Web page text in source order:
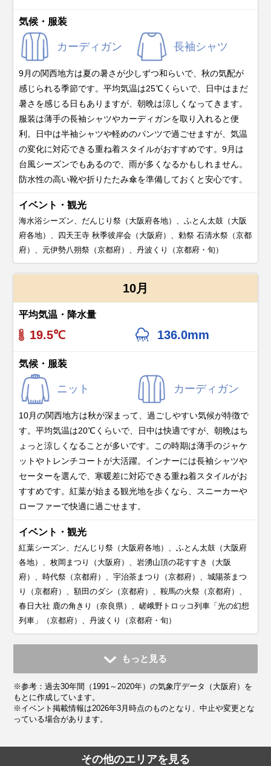
気候・服装
カーディガン 長袖シャツ
9月の関西地方は夏の暑さが少しずつ和らいで、秋の気配が
感じられる季節です。平均気温は25℃くらいで、日中はまだ
暑さを感じる日もありますが、朝晩は涼しくなってきます。
服装は薄手の長袖シャツやカーディガンを取り入れると便
利。日中は半袖シャツや軽めのパンツで過ごせますが、気温
の変化に対応できる重ね着スタイルがおすすめです。9月は
台風シーズンでもあるので、雨が多くなるかもしれません。
防水性の高い靴や折りたたみ傘を準備しておくと安心です。
イベント・観光
海水浴シーズン、だんじり祭（大阪府各地）、ふとん太鼓（大阪
府各地）、四天王寺 秋季彼岸会（大阪府）、勅祭 石清水祭（京都
府）、元伊勢八朔祭（京都府）、丹波くり（京都府・旬）
10月
平均気温・降水量
19.5℃ 136.0mm
気候・服装
ニット カーディガン
10月の関西地方は秋が深まって、過ごしやすい気候が特徴で
す。平均気温は20℃くらいで、日中は快適ですが、朝晩はち
ょっと涼しくなることが多いです。この時期は薄手のジャケ
ットやトレンチコートが大活躍。インナーには長袖シャツや
セーターを選んで、寒暖差に対応できる重ね着スタイルがお
すすめです。紅葉が始まる観光地を歩くなら、スニーカーや
ローファーで快適に過ごせます。
イベント・観光
紅葉シーズン、だんじり祭（大阪府各地）、ふとん太鼓（大阪府
各地）、枚岡まつり（大阪府）、岩湧山頂の花すすき（大阪
府）、時代祭（京都府）、宇治茶まつり（京都府）、城陽茶まつ
り（京都府）、額田のダシ（京都府）、鞍馬の火祭（京都府）、
春日大社 鹿の角きり（奈良県）、嵯峨野トロッコ列車「光の幻想
列車」（京都府）、丹波くり（京都府・旬）
11月
平均気温・降水量
13.8℃ 72.5mm
気候・服装
ニット
コート
12月
平均気温・降水量
8.7℃ 55.5mm
気候・服装
コート
ジャケット
1月
平均気温・降水量
6.2℃ 47.0mm
気候・服装
コート
ジャケット
2月
平均気温・降水量
6.6℃ 60.5mm
気候・服装
コート
ジャケット
3月
平均気温・降水量
9.9℃ 103.1mm
気候・服装
コート ジャケット
4月
平均気温・降水量
15.2℃ 101.9mm
気候・服装
コート
ジャケット
5月
平均気温・降水量
20.1℃ 136.5mm
気候・服装
カーディガン 長袖シャツ
6月
平均気温・降水量
23.6℃ 185.1mm
気候・服装
長袖シャツ レインコート
7月
平均気温・降水量
27.7℃ 174.4mm
気候・服装
半袖シャツ ワンピース
もっと見る
※参考：過去30年間（1991～2020年）の気象庁データ（大阪府）を
もとに作成しています。
※イベント掲載情報は2026年3月時点のものとなり、中止や変更とな
っている場合があります。
その他のエリアを見る